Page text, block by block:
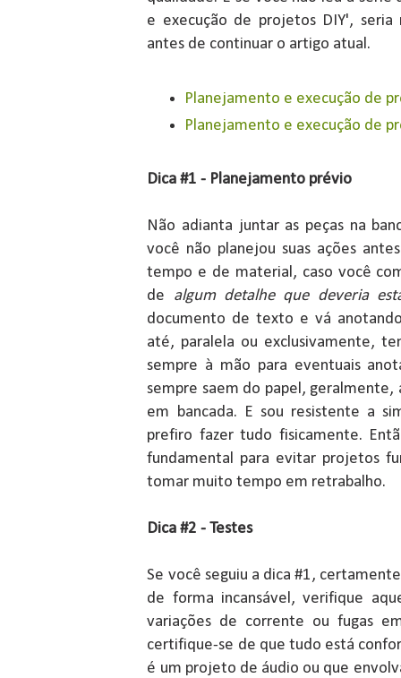
e execução de projetos DIY',
antes de continuar o artigo atual.
Planejamento e execução de
Planejamento e execução de
Dica #1 - Planejamento prévio
Não adianta juntar as peças na
você não planejou suas ações
tempo e de material, caso você
de algum detalhe que deveria
documento de texto e vá
até, paralela ou exclusivamente,
sempre à mão para eventuais
sempre saem do papel,
em bancada. E sou resistente a
prefiro fazer tudo fisicamente.
fundamental para evitar projetos
tomar muito tempo em retrabalho.
Dica #2 - Testes
Se você seguiu a dica #1,
de forma incansável, verifique
variações de corrente ou fugas
certifique-se de que tudo está
é um projeto de áudio ou que